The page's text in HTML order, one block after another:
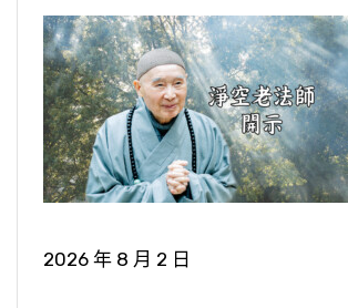
這個公案也是發生在「唐朝福州
述》裡面有註明，在「福州玄沙院
師」，他俗姓姓謝，「他的父親捕
們現在講漁民，捕魚的。捕魚，有
到水裡死了」，被水淹死了。「備
家」，出家，他是「來報答父親養
出家來報父親的恩德。「出家後修行
見。】
這是「孝親之行．禮塔救母」一
個公案是發生在「唐朝京師大安國
京師是在長安，就是現在的陝西，
裡面有一位子鄰法師，子鄰是他的
范，父親姓范；『母王氏』，「王
王，他父親姓范，母親姓王。母王
寶』，他母親不信佛，不相信三寶。
供四方人使用，用此功德回向，以
這是『鑿井報父』，對父親一個
我們一般講，替父母修福，修福迴
這個來報父母恩。他是鑿一口井，
交會處，也就是我們現在講比較中
方的人來汲水就比較方便。所以他
使用，修這樣一個功德來迴向給他父
少，年紀很小就出家了。『以孝行
是以孝順父母、清素正直這樣出名
出家了，出了家，對父母還是很孝
講他母親。『其聽學也，常施荷擔
講經，去聽經，他就挑了個擔子。
兩頭的，兩頭都有個籃子。兩頭，
都挑個擔子，把他的母親放在一頭
一頭。一頭放經書、紙跟筆，一頭是
唐，在唐朝前面一個朝代隋朝。「
山智聚法師」，住持在蘇州虎丘山
丘山也是現在很有名的旅遊景點。
Ｏ年四月，台北景美華藏佛教圖書
排我跟旅行團，第一次去大陸旅遊
十八天，到了江蘇蘇州虎丘，虎丘
後來也去了二、三次，現在已經是
了，周邊寺院很多。這位法師就是住
況佛有至言：『欲報生恩，近則時
啟發菩提以導神識。』宜速思遠理
何可恣情，同於細近？」雲乃割哀
粥。】
這個是梁朝那個時候的公案，梁
寺法雲法師，『陽羨』就是江蘇省
興做這些陶瓷茶壺的，他是那裡的人
者，輒拒之曰：「吾母也，非爾母
累，並吾身也，有身必苦，何以勞
者多感化焉。】
這個公案是在『齊』，「齊」就
朝那個時代，『齊道紀』，他的德
『習成實』，就是修習成實宗。成
之後也就沒落了。小乘的兩個宗在中
為母設盂蘭盆齋，供佛及僧，始克
如教設齋，其母即以是日脫餓鬼苦
遂生天上。繇此，蘭盆勝會，流通
這個是我們大家都很熟悉的，在
農曆七月十五日，在佛教寺院盛行
盂蘭盆法會它的因緣就是目連救母
母，過去也有拍成電影，很早了，目
有，小人樊須，具臣由之與求矣。
皆卓卓乎希世之賢守令，振古之良
曹、龔、黃、房、杜、姚、宋、韓
之所未必能及者也。而何疑乎六群
年，次五百年，次之又次後五百年
諍，漸久而漸漓，愈趨而愈下，羽
鳥非虛語矣。寧不為之三嘆。雖然
曰：「豪傑之士，雖無文王猶興。」
2026 年 8 月 2 日